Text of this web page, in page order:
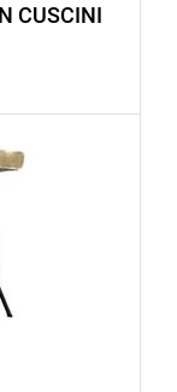
CUSCINI